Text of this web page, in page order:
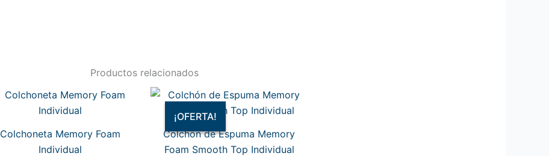
Productos relacionados
Colchoneta Memory Foam
Individual
¡OFERTA!
¡OFERTA!
Colchón de Espuma Memory
Foam Smooth Top Individual
El
precio
original
$6999.00.
El
precio
actual
$2931.00.